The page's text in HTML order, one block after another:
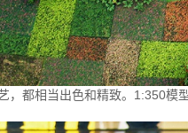
，都相当出色和精致。1:350模